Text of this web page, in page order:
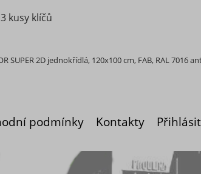
kusy klíčů
SUPER 2D jednokřídlá, 120x100 cm, FAB, RAL 7016
podmínky Kontakty